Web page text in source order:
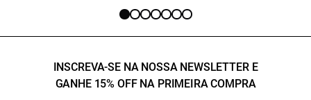
INSCREVA-SE NA NOSSA NEWSLETTER E
GANHE 15% OFF NA PRIMEIRA COMPRA